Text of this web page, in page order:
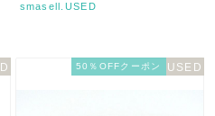
smasell.USED
50％OFFクーポン